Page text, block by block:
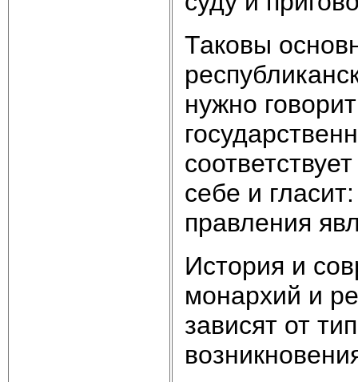
Таковы
нужно
себе и
правления
История и
монархий и
зависят от